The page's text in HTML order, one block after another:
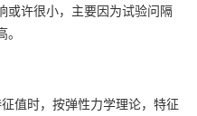
或许很小，主要因为试验问隔
值时，按弹性力学理论，特征